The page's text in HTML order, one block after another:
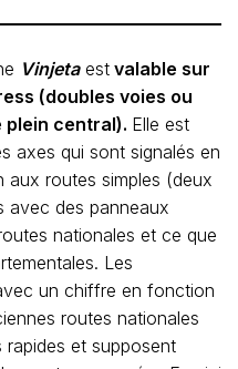
Vinjetaest valable sur
(doubles voies ou
plein central). Elle est
axes qui sont signalés en
aux routes simples (deux
avec des panneaux
nationales et ce que
Les
un chiffre en fonction
routes nationales
et supposent